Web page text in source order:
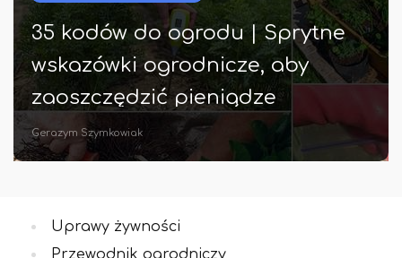
18 ciekawe zdjęcia czarnej
rośliny domowej z
Fryderyk Rutkowski
Uprawy żywności
Przewodnik ogrodniczy